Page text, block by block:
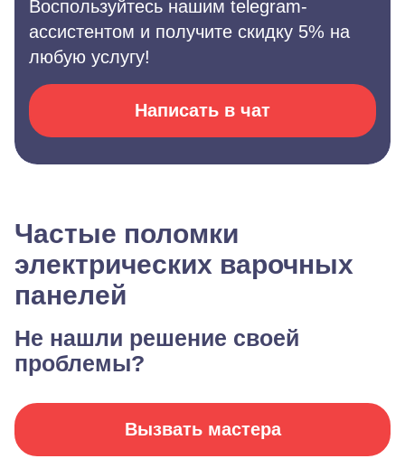
Воспользуйтесь нашим telegram-
ассистентом и получите скидку 5% на
любую услугу!
Написать в чат
Частые поломки
электрических варочных
панелей
Не нашли решение своей
проблемы?
Вызвать мастера